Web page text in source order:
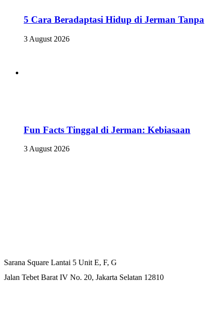
5 Cara Beradaptasi Hidup di Jerman Tanpa
3 August 2026
Fun Facts Tinggal di Jerman: Kebiasaan
3 August 2026
Sarana Square Lantai 5 Unit E, F, G
Jalan Tebet Barat IV No. 20, Jakarta Selatan 12810